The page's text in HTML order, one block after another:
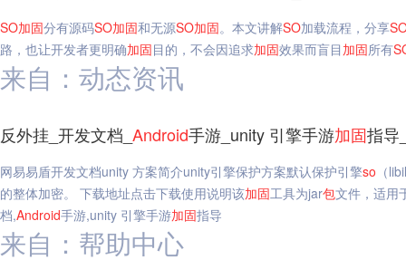
SO加固分有源码SO加固和无源SO加固。本文讲解SO加载流程，分享
路，也让开发者更明确加固目的，不会因追求加固效果而盲目 加固所有
来自：动态资讯
反外挂_开发文档_ Android手游_unity 引擎手游加固指导
网易易盾开发文档unity 方案简介unity引擎保护方案默认保护引擎so （
的整体加密。 下载地址点击下载使用说明该加固工具为jar包文件，适用
档,Android手游,unity 引擎手游加固指导
来自：帮助中心